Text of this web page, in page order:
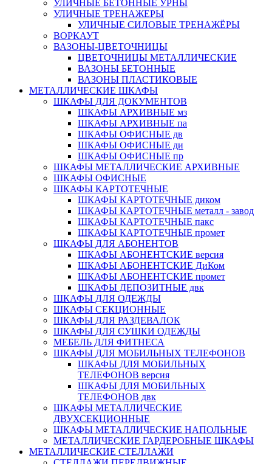
УЛИЧНЫЕ БЕТОННЫЕ УРНЫ
УЛИЧНЫЕ ТРЕНАЖЕРЫ
УЛИЧНЫЕ СИЛОВЫЕ ТРЕНАЖЁРЫ
ВОРКАУТ
ВАЗОНЫ-ЦВЕТОЧНИЦЫ
ЦВЕТОЧНИЦЫ МЕТАЛЛИЧЕСКИЕ
ВАЗОНЫ БЕТОННЫЕ
ВАЗОНЫ ПЛАСТИКОВЫЕ
МЕТАЛЛИЧЕСКИЕ ШКАФЫ
ШКАФЫ ДЛЯ ДОКУМЕНТОВ
ШКАФЫ АРХИВНЫЕ мз
ШКАФЫ АРХИВНЫЕ па
ШКАФЫ ОФИСНЫЕ дв
ШКАФЫ ОФИСНЫЕ ди
ШКАФЫ ОФИСНЫЕ пр
ШКАФЫ МЕТАЛЛИЧЕСКИЕ АРХИВНЫЕ
ШКАФЫ ОФИСНЫЕ
ШКАФЫ КАРТОТЕЧНЫЕ
ШКАФЫ КАРТОТЕЧНЫЕ диком
ШКАФЫ КАРТОТЕЧНЫЕ металл - завод
ШКАФЫ КАРТОТЕЧНЫЕ пакс
ШКАФЫ КАРТОТЕЧНЫЕ промет
ШКАФЫ ДЛЯ АБОНЕНТОВ
ШКАФЫ АБОНЕНТСКИЕ версия
ШКАФЫ АБОНЕНТСКИЕ ДиКом
ШКАФЫ АБОНЕНТСКИЕ промет
ШКАФЫ ДЕПОЗИТНЫЕ двк
ШКАФЫ ДЛЯ ОДЕЖДЫ
ШКАФЫ СЕКЦИОННЫЕ
ШКАФЫ ДЛЯ РАЗДЕВАЛОК
ШКАФЫ ДЛЯ СУШКИ ОДЕЖДЫ
МЕБЕЛЬ ДЛЯ ФИТНЕСА
ШКАФЫ ДЛЯ МОБИЛЬНЫХ ТЕЛЕФОНОВ
ШКАФЫ ДЛЯ МОБИЛЬНЫХ
ТЕЛЕФОНОВ версия
ШКАФЫ ДЛЯ МОБИЛЬНЫХ
ТЕЛЕФОНОВ двк
ШКАФЫ МЕТАЛЛИЧЕСКИЕ
ДВУХСЕКЦИОННЫЕ
ШКАФЫ МЕТАЛЛИЧЕСКИЕ НАПОЛЬНЫЕ
МЕТАЛЛИЧЕСКИЕ ГАРДЕРОБНЫЕ ШКАФЫ
МЕТАЛЛИЧЕСКИЕ СТЕЛЛАЖИ